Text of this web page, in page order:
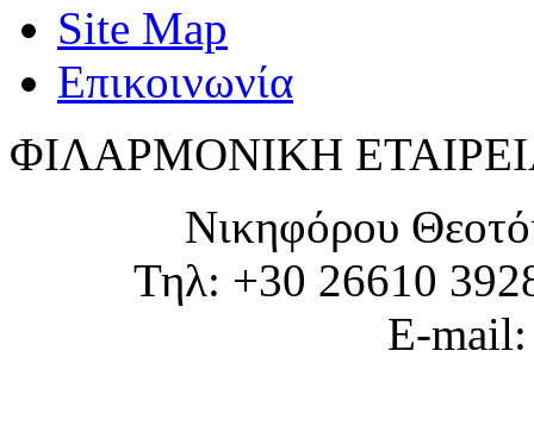
Site Map
Επικοινωνία
ΦΙΛΑΡΜΟΝΙΚΗ
Νικηφόρου
Τηλ: +30 26610
E-